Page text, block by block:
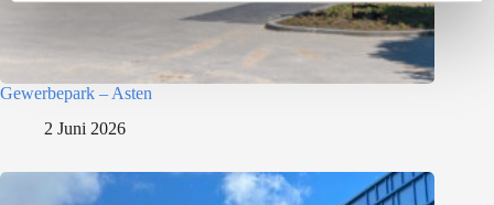
Gewerbepark – Asten
2 Juni 2026